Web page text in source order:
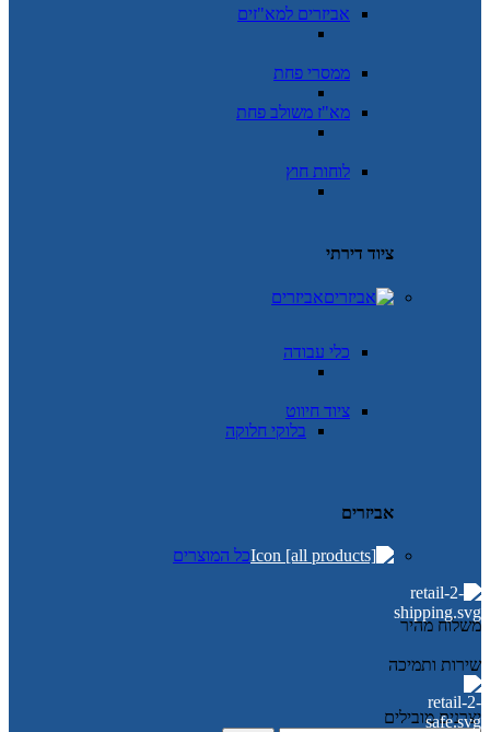
אביזרים למא"זים
ממסרי פחת
מא"ז משולב פחת
לוחות חוץ
ציוד דירתי
אביזרים
כלי עבודה
ציוד חיווט
בלוקי חלוקה
אביזרים
כל המוצרים
משלוח מהיר
שירות ותמיכה
יצרנים מובילים